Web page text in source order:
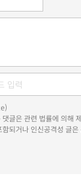
글은 관련 법률에 의해
되거나 인신공격성 글